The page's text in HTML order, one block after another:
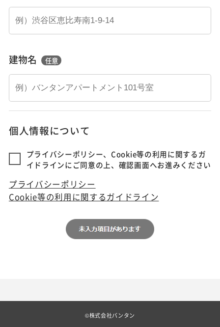
建物名 任意
個人情報について
プライバシーポリシー、Cookie等の利用に関するガ
イドラインにご同意の上、確認画面へお進みください
プライバシーポリシー
Cookie等の利用に関するガイドライン
©株式会社バンタン